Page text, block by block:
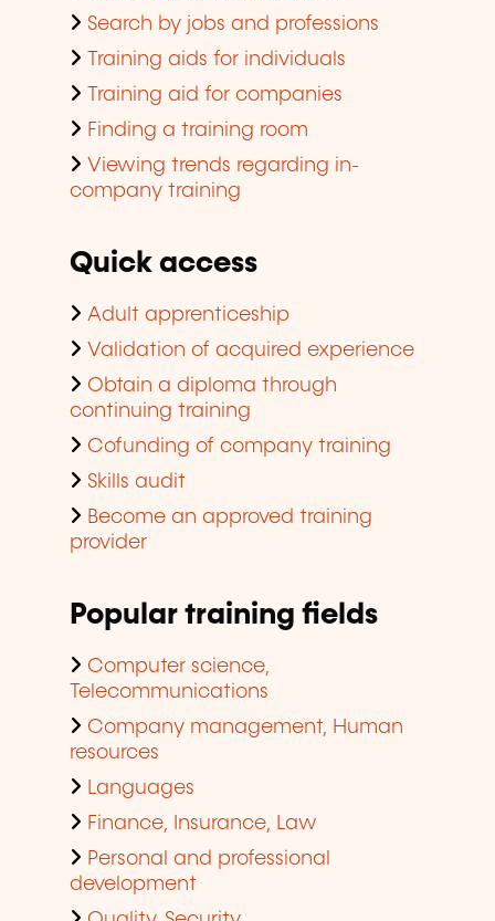
Search by jobs and professions
Training aids for individuals
Training aid for companies
Finding a training room
Viewing trends regarding in-
company training
Quick access
Adult apprenticeship
Validation of acquired experience
Obtain a diploma through
continuing training
Cofunding of company training
Skills audit
Become an approved training
provider
Popular training fields
Computer science,
Telecommunications
Company management, Human
resources
Languages
Finance, Insurance, Law
Personal and professional
development